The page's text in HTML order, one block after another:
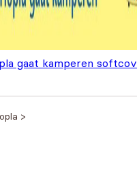
gaat kamperen
>